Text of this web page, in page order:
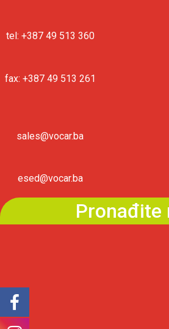
tel: +387 49 513 360
fax: +387 49 513 261
sales@vocar.ba
esed@vocar.ba
Pronađite